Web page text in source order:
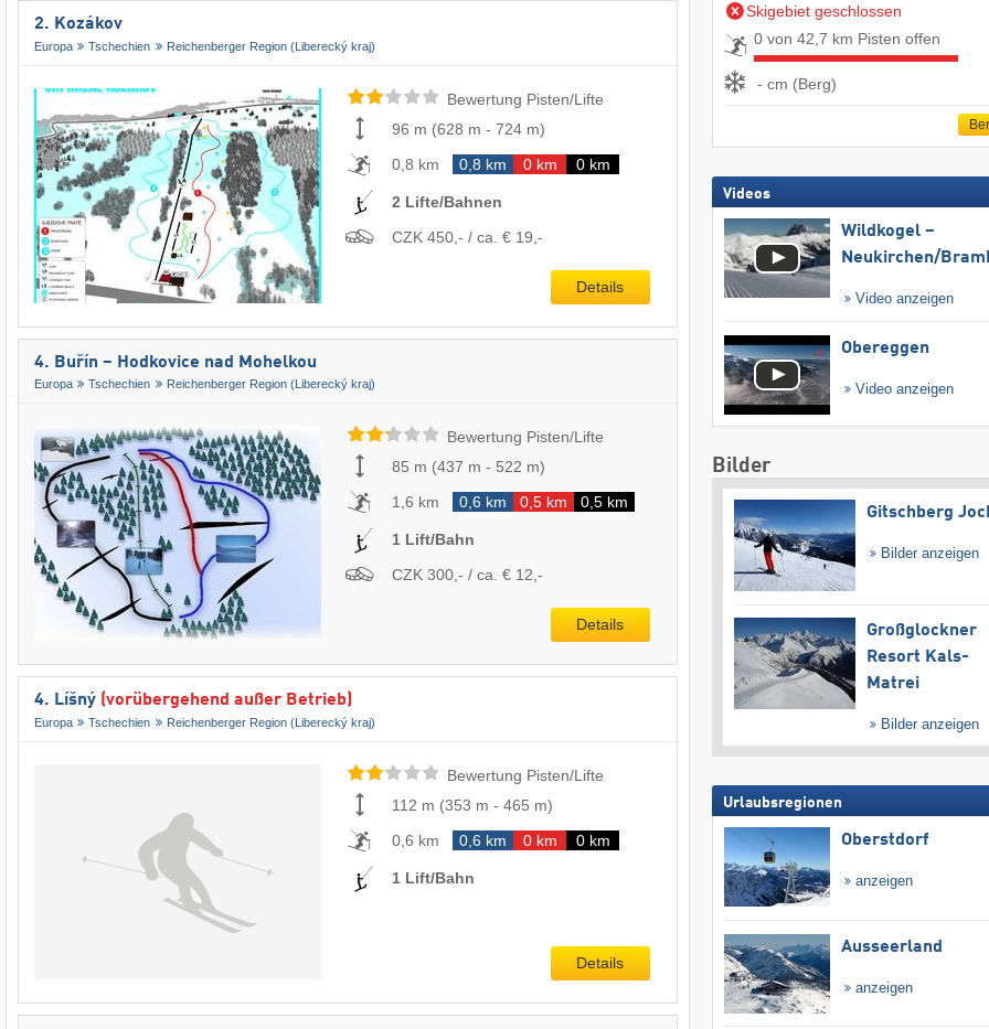
2. Kozákov
Europa Tschechien Reichenberger Region (Liberecký kraj)
Bewertung Pisten/Lifte
96 m (628 m - 724 m)
0,8 km
0,8 km 0 km 0 km
2 Lifte/Bahnen
CZK 450,- / ca. € 19,-
Details
4. Buřín – Hodkovice nad Mohelkou
Europa Tschechien Reichenberger Region (Liberecký kraj)
Bewertung Pisten/Lifte
85 m (437 m - 522 m)
1,6 km
0,6 km 0,5 km 0,5 km
1 Lift/Bahn
CZK 300,- / ca. € 12,-
Details
4. Líšný (vorübergehend außer Betrieb)
Europa Tschechien Reichenberger Region (Liberecký kraj)
Bewertung Pisten/Lifte
112 m (353 m - 465 m)
0,6 km
0,6 km 0 km 0 km
1 Lift/Bahn
Details
Skigebiet geschlossen
0 von 42,7 km Pisten offen
- cm (Berg)
Videos
Wildkogel –
Neukirchen/​
Video anzeigen
Obereggen
Video anzeigen
Bilder
Gitschberg
Bilder anzeigen
Großglockner
Resort Kals-
Matrei
Bilder anzeigen
Urlaubsregionen
Oberstdorf
anzeigen
Ausseerland
anzeigen